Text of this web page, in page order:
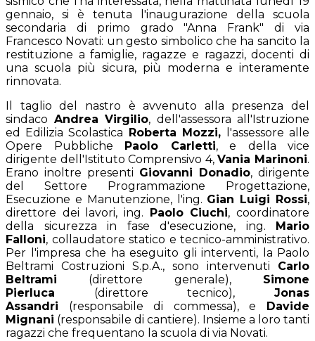
gennaio, si è tenuta l'inaugurazione della scuola
secondaria di primo grado "Anna Frank" di via
Francesco Novati: un gesto simbolico che ha sancito la
restituzione a famiglie, ragazze e ragazzi, docenti di
una scuola più sicura, più moderna e interamente
rinnovata.
Il taglio del nastro è avvenuto alla presenza del
sindaco Andrea Virgilio, dell'assessora all'Istruzione
ed Edilizia Scolastica
Roberta Mozzi,
l'assessore alle
Opere Pubbliche
Paolo Carletti, e della vice
dirigente dell'Istituto Comprensivo 4,Vania Marinoni.
Erano inoltre presenti Giovanni Donadio, dirigente
del Settore Programmazione Progettazione,
Esecuzione e Manutenzione, l'ing. Gian Luigi Rossi,
direttore dei lavori, ing.
Paolo Ciuchi, coordinatore
della sicurezza in fase d'esecuzione, ing.
Mario
Falloni, collaudatore statico e tecnico-amministrativo.
Per l'impresa che ha eseguito gli interventi, la Paolo
Beltrami Costruzioni S.p.A., sono intervenuti Carlo
Beltrami (direttore generale), Simone
Pierluca (direttore tecnico), Jonas
Assandri (responsabile di commessa), e
Davide
Mignani (responsabile di cantiere). Insieme a loro tanti
ragazzi che frequentano la scuola di via Novati.